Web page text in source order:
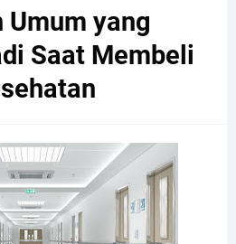
Umum yang
Saat Membeli